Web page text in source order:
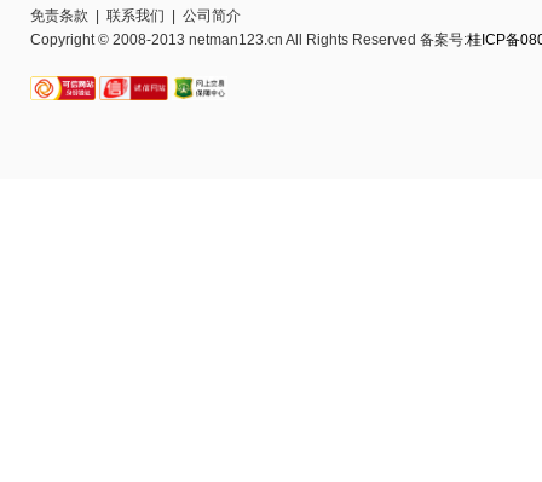
免责条款 联系我们
公司简介
Copyright © 2008-2013 netman123.cn All Rights Reserved 备案号:桂ICP备